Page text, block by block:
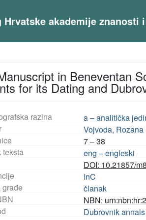
akademije znanosti
in Beneventan
for its Dating and
razina
a – analitička
Vojvoda, Rozana
7 – 38
teksta
eng – engleski
DOI: 10.21857/
InC
građe
članak
NBN:
Dubrovnik annals